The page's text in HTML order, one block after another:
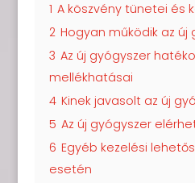
1 A köszvény tünetei és
2 Hogyan működik az új
3 Az új gyógyszer
mellékhatásai
4 Kinek javasolt az új
5 Az új gyógyszer
6 Egyéb kezelési
esetén